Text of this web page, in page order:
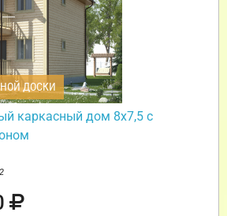
ДОСКИ
каркасный дом 8х7,5 с
2